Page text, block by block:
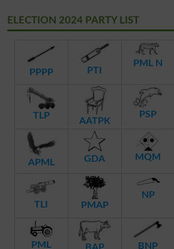
ELECTION 2024 PARTY LIST
PPPP PTI
PML N
TLP
AATPK
PSP
APML GDA MQM
TLI PMAP
NP
PML BNP